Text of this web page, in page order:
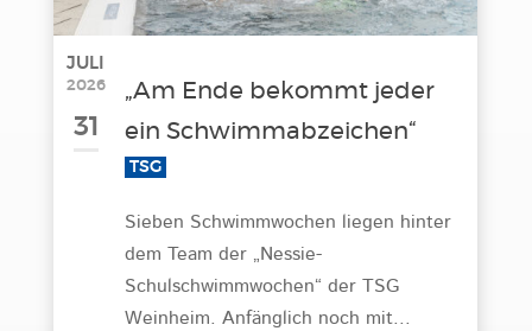
JULI
2026
31
„Am Ende bekommt jeder
ein Schwimmabzeichen“
TSG
Sieben Schwimmwochen liegen hinter
dem Team der „Nessie-
Schulschwimmwochen“ der TSG
Weinheim. Anfänglich noch mit...